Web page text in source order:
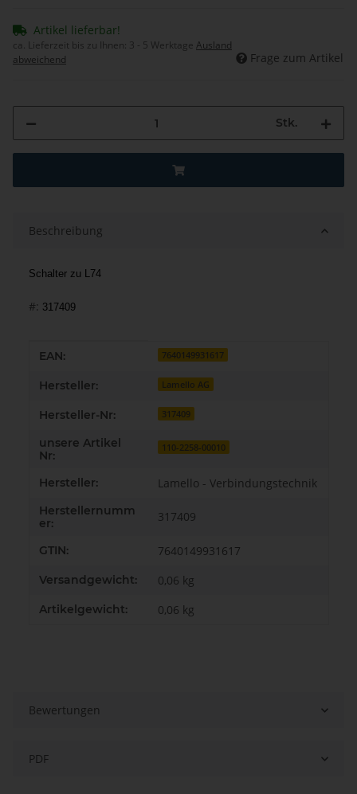
Artikel lieferbar!
ca. Lieferzeit bis zu Ihnen: 3 - 5 Werktage Ausland
abweichend
Frage zum Artikel
Stk.
Beschreibung
Schalter zu L74
#: 317409
Produkteigenschaft
Wert
EAN: 7640149931617
Hersteller: Lamello AG
Hersteller-Nr: 317409
unsere Artikel
Nr:
110-2258-00010
Hersteller: Lamello - Verbindungstechnik
Herstellernumm
er:
317409
GTIN: 7640149931617
Versandgewicht: 0,06 kg
Artikelgewicht: 0,06 kg
Bewertungen
PDF